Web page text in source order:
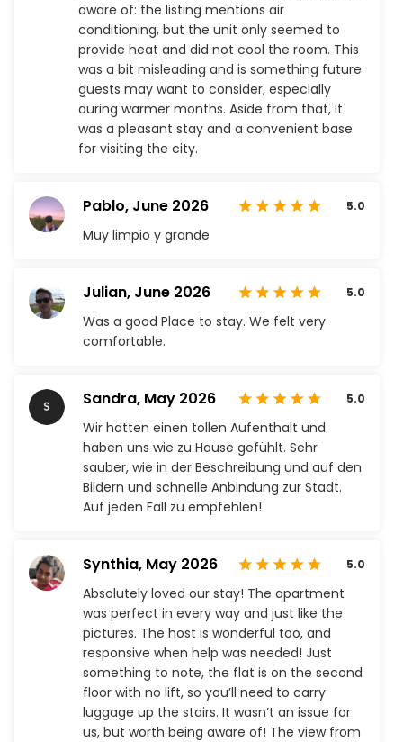
aware of: the listing mentions air
conditioning, but the unit only seemed to
provide heat and did not cool the room. This
was a bit misleading and is something future
guests may want to consider, especially
during warmer months. Aside from that, it
was a pleasant stay and a convenient base
for visiting the city.
Pablo, June 2026 5.0
Muy limpio y grande
Julian, June 2026 5.0
Was a good Place to stay. We felt very
comfortable.
Sandra, May 2026 5.0
Wir hatten einen tollen Aufenthalt und
haben uns wie zu Hause gefühlt. Sehr
sauber, wie in der Beschreibung und auf den
Bildern und schnelle Anbindung zur Stadt.
Auf jeden Fall zu empfehlen!
Synthia, May 2026 5.0
Absolutely loved our stay! The apartment
was perfect in every way and just like the
pictures. The host is wonderful too, and
responsive when help was needed! Just
something to note, the flat is on the second
floor with no lift, so you’ll need to carry
luggage up the stairs. It wasn’t an issue for
us, but worth being aware of! The view from